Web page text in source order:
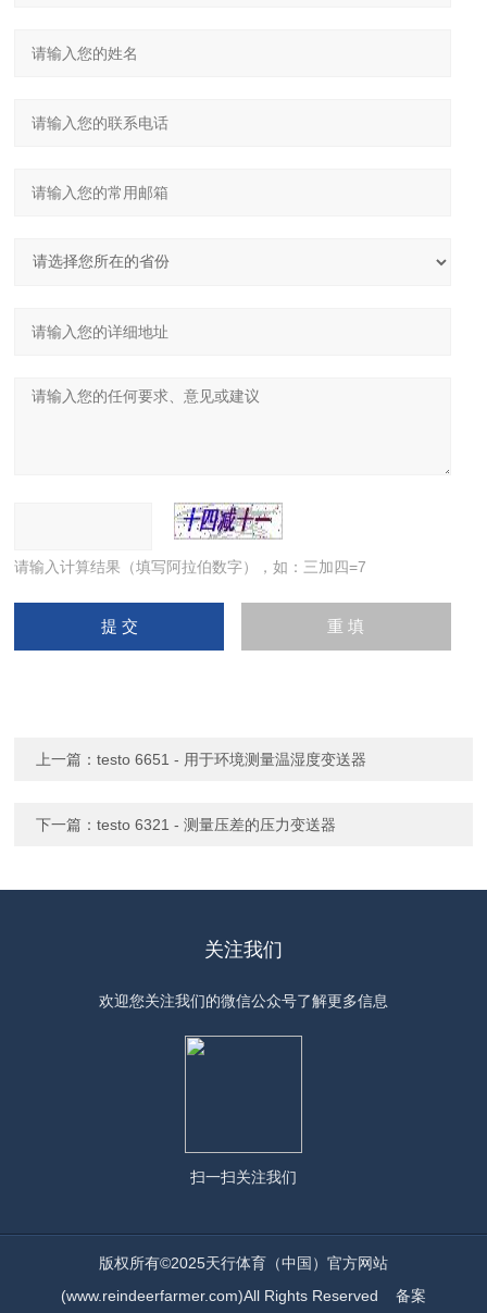
请输入计算结果（填写阿拉伯数字），如：三加四=7
上一篇：testo 6651 - 用于环境测量温湿度变送器
下一篇：testo 6321 - 测量压差的压力变送器
关注我们
欢迎您关注我们的微信公众号了解更多信息
扫一扫关注我们
版权所有©2025天行体育（中国）官方网站
(www.reindeerfarmer.com)All Rights Reserved 备案